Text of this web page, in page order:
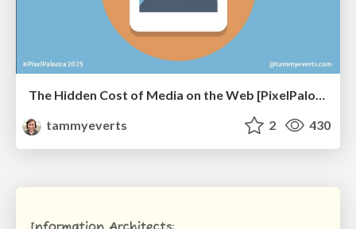
The Hidden Cost of Media on the Web [PixelPalooza 2025]
tammyeverts
2 430